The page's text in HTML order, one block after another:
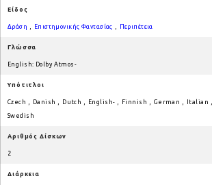
Είδος
Δράση Επιστημονικής Φαντασίας Περιπέτεια
Γλώσσα
English: Dolby Atmos-
Υπότιτλοι
Czech Danish Dutch English- Finnish German Italian
Swedish
Αριθμός Δίσκων
2
Διάρκεια